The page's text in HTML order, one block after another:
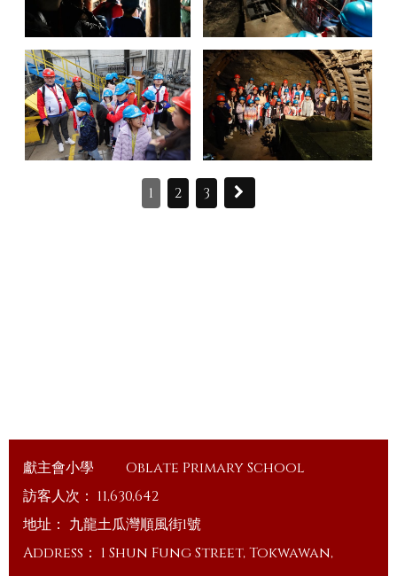
1 2 3
獻主會小學
Oblate Primary School
訪客人次： 11,630,642
地址： 九龍土瓜灣順風街1號
Address： 1 Shun Fung Street, Tokwawan,